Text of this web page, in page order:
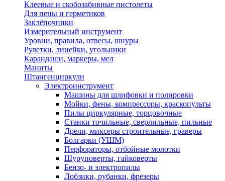
Клеевые и скобозабивные пистолеты
Для пены и герметиков
Заклёпочники
Измерительный инструмент
Уровни, правила, отвесы, шнуры
Рулетки, линейки, угольники
Карандаши, маркеры, мел
Маниты
Штангенциркули
Электроинструмент
Машины для шлифовки и полировки
Мойки, фены, компрессоры, краскопульты
Пилы циркулярные, торцовочные
Станки точильные, сверлильные, пильные
Дрели, миксеры строительные, граверы
Болгарки (УШМ)
Перфораторы, отбойные молотки
Шуруповерты, гайковерты
Бензо- и электропилы
Лобзики, рубанки, фрезеры